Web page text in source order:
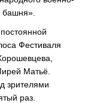
башня».
Фестиваля
Матьё.
зрителями
раз.